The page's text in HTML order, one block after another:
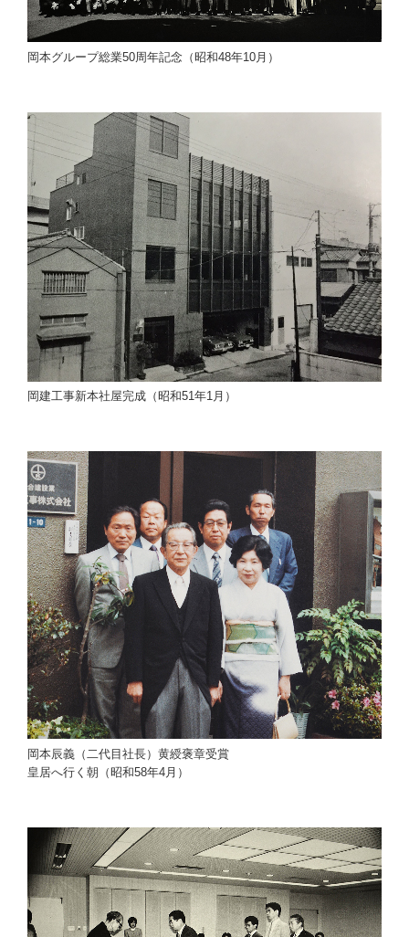
岡本グループ総業50周年記念（昭和48年10月）
岡建工事新本社屋完成（昭和51年1月）
岡本辰義（二代目社長）黄綬褒章受賞
皇居へ行く朝（昭和58年4月）